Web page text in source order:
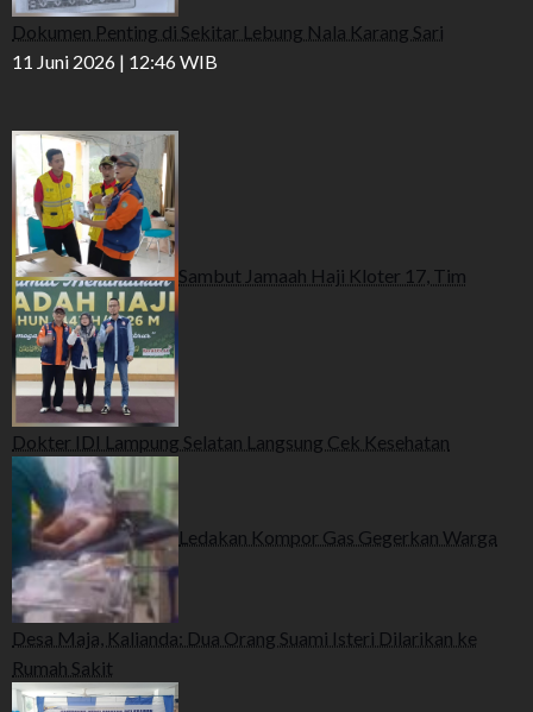
Dokumen Penting di Sekitar Lebung Nala Karang Sari
11 Juni 2026 | 12:46 WIB
Sambut Jamaah Haji Kloter 17, Tim
Dokter IDI Lampung Selatan Langsung Cek Kesehatan
Ledakan Kompor Gas Gegerkan Warga
Desa Maja, Kalianda: Dua Orang Suami Isteri Dilarikan ke
Rumah Sakit